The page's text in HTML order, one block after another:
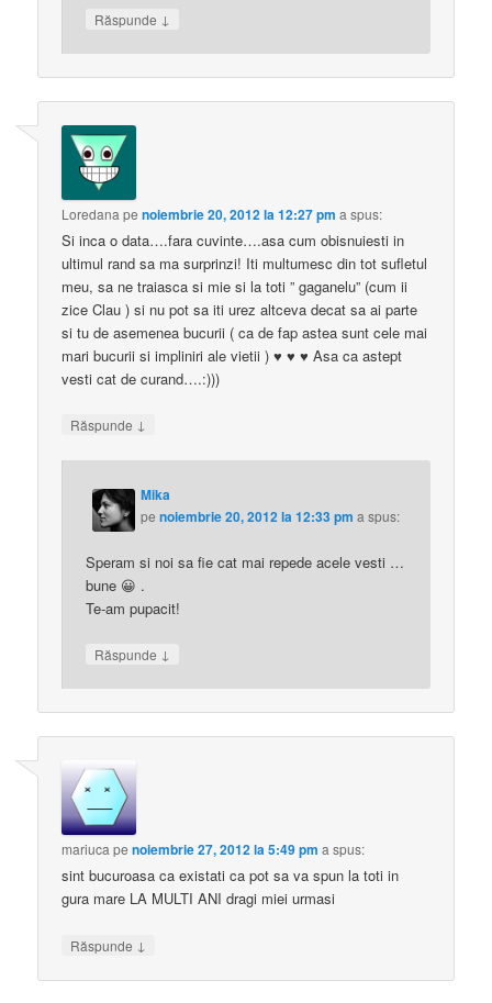
Răspunde ↓
Loredana penoiembrie 20, 2012 la 12:27 pm a spus:
Si inca o data….fara cuvinte….asa cum obisnuiesti in
ultimul rand sa ma surprinzi! Iti multumesc din tot sufletul
meu, sa ne traiasca si mie si la toti ” gaganelu” (cum ii
zice Clau ) si nu pot sa iti urez altceva decat sa ai parte
si tu de asemenea bucurii ( ca de fap astea sunt cele mai
mari bucurii si impliniri ale vietii ) ♥ ♥ ♥ Asa ca astept
vesti cat de curand….:)))
Răspunde ↓
Mika
penoiembrie 20, 2012 la 12:33 pm a spus:
Speram si noi sa fie cat mai repede acele vesti …
bune 😀 .
Te-am pupacit!
Răspunde ↓
mariucapenoiembrie 27, 2012 la 5:49 pm a spus:
sint bucuroasa ca existati ca pot sa va spun la toti in
gura mare LA MULTI ANI dragi miei urmasi
Răspunde ↓